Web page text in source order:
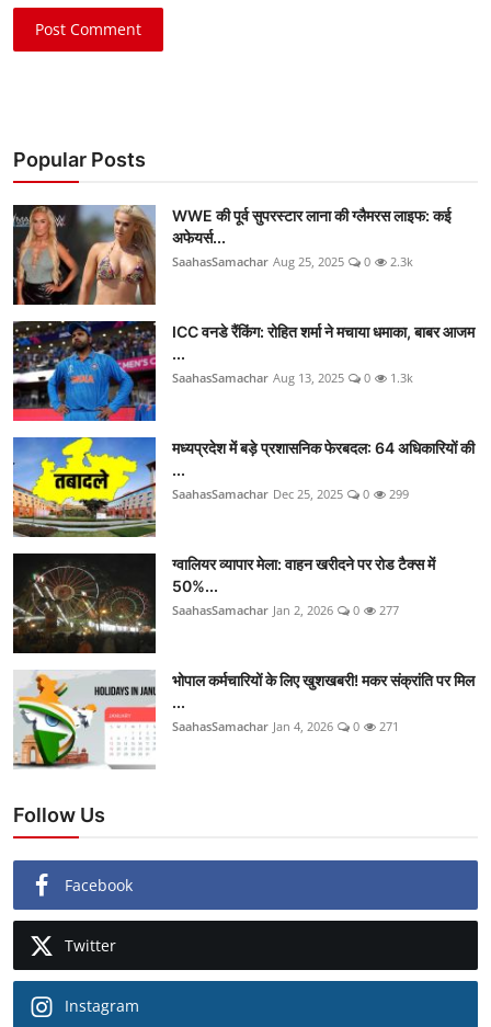
Post Comment
Popular Posts
WWE की पूर्व सुपरस्टार लाना की ग्लैमरस लाइफ: कई
अफेयर्स...
SaahasSamachar Aug 25, 2025 0 2.3k
ICC वनडे रैंकिंग: रोहित शर्मा ने मचाया धमाका, बाबर आजम
...
SaahasSamachar Aug 13, 2025 0 1.3k
मध्यप्रदेश में बड़े प्रशासनिक फेरबदल: 64 अधिकारियों की
...
SaahasSamachar Dec 25, 2025 0 299
ग्वालियर व्यापार मेला: वाहन खरीदने पर रोड टैक्स में
50%...
SaahasSamachar Jan 2, 2026 0 277
भोपाल कर्मचारियों के लिए खुशखबरी! मकर संक्रांति पर मिल
...
SaahasSamachar Jan 4, 2026 0 271
Follow Us
Facebook
Twitter
Instagram